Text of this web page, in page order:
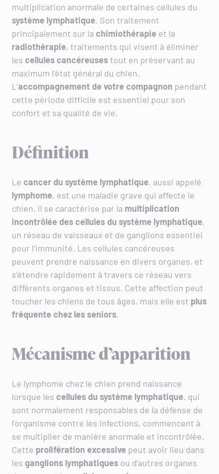
multiplication anormale de certaines cellules du
système lymphatique. Son traitement
principalement sur la chimiothérapie et la
radiothérapie, traitements qui visent à éliminer
les cellules cancéreusestout en préservant au
maximum l’état général du chien.
L’accompagnement de votre compagnon pendant
cette période difficile est essentiel pour son
confort et sa qualité de vie.
Définition
Le cancer du système lymphatique, aussi appelé
lymphome, est une maladie grave qui affecte le
chien. Il se caractérise par la multiplication
incontrôlée des cellules du système lymphatique,
un réseau de vaisseaux et de ganglions essentiel
pour l’immunité. Les cellules cancéreuses
peuvent prendre naissance en divers organes, et
s’étendre rapidement à travers ce réseau vers
différents organes et tissus. Cette affection peut
toucher les chiens de tous âges, mais elle est plus
fréquente chez les seniors.
Mécanisme d’apparition
Le lymphome chez le chien prend naissance
lorsque les cellules du système lymphatique, qui
sont normalement responsables de la défense de
l’organisme contre les infections, commencent à
se multiplier de manière anormale et incontrôlée.
Cette prolifération excessive peut avoir lieu dans
les ganglions lymphatiques ou d’autres organes